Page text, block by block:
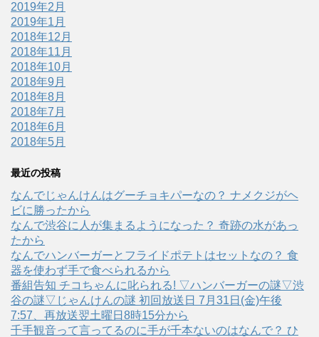
2019年2月
2019年1月
2018年12月
2018年11月
2018年10月
2018年9月
2018年8月
2018年7月
2018年6月
2018年5月
最近の投稿
なんでじゃんけんはグーチョキパーなの？ ナメクジがヘ
ビに勝ったから
なんで渋谷に人が集まるようになった？ 奇跡の水があっ
たから
なんでハンバーガーとフライドポテトはセットなの？ 食
器を使わず手で食べられるから
番組告知 チコちゃんに叱られる! ▽ハンバーガーの謎▽渋
谷の謎▽じゃんけんの謎 初回放送日 7月31日(金)午後
7:57、再放送翌土曜日8時15分から
千手観音って言ってるのに手が千本ないのはなんで？ ひ